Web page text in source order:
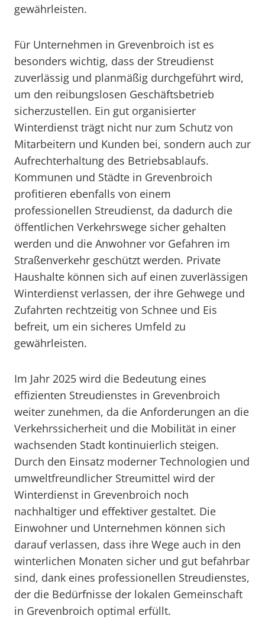
gewährleisten.
Für Unternehmen in Grevenbroich ist es
besonders wichtig, dass der Streudienst
zuverlässig und planmäßig durchgeführt wird,
um den reibungslosen Geschäftsbetrieb
sicherzustellen. Ein gut organisierter
Winterdienst trägt nicht nur zum Schutz von
Mitarbeitern und Kunden bei, sondern auch zur
Aufrechterhaltung des Betriebsablaufs.
Kommunen und Städte in Grevenbroich
profitieren ebenfalls von einem
professionellen Streudienst, da dadurch die
öffentlichen Verkehrswege sicher gehalten
werden und die Anwohner vor Gefahren im
Straßenverkehr geschützt werden. Private
Haushalte können sich auf einen zuverlässigen
Winterdienst verlassen, der ihre Gehwege und
Zufahrten rechtzeitig von Schnee und Eis
befreit, um ein sicheres Umfeld zu
gewährleisten.
Im Jahr 2025 wird die Bedeutung eines
effizienten Streudienstes in Grevenbroich
weiter zunehmen, da die Anforderungen an die
Verkehrssicherheit und die Mobilität in einer
wachsenden Stadt kontinuierlich steigen.
Durch den Einsatz moderner Technologien und
umweltfreundlicher Streumittel wird der
Winterdienst in Grevenbroich noch
nachhaltiger und effektiver gestaltet. Die
Einwohner und Unternehmen können sich
darauf verlassen, dass ihre Wege auch in den
winterlichen Monaten sicher und gut befahrbar
sind, dank eines professionellen Streudienstes,
der die Bedürfnisse der lokalen Gemeinschaft
in Grevenbroich optimal erfüllt.